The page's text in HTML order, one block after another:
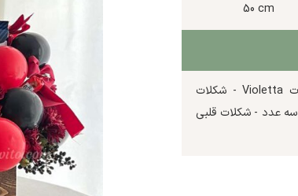
50 cm
گل رز هلندی - گل داوودی - عروسک لی لی پوت - شکلات Violetta - شکلات
Hoobara - شکلات Winkers - شکلات Copa - شکلات Nado سه عدد - شکلات قلبی